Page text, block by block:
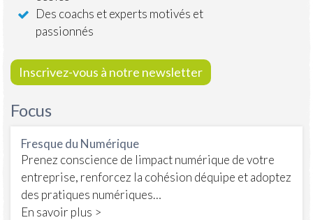
Des coachs et experts motivés et
passionnés
Inscrivez-vous à notre newsletter
Focus
Fresque du Numérique
Prenez conscience de limpact numérique de votre
entreprise, renforcez la cohésion déquipe et adoptez
des pratiques numériques…
En savoir plus >